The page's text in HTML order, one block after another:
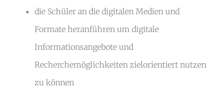
die Schüler an die digitalen Medien und
Formate heranführen um digitale
Informationsangebote und
Recherchemöglichkeiten zielorientiert nutzen
zu können